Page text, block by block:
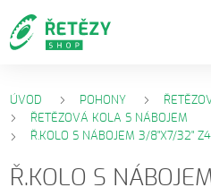
ÚVOD POHONY
ŘETĚZOVÁ KOLA S NÁBOJEM
Ř.KOLO S NÁBOJEM 3/8"X7/32"
Ř.KOLO S